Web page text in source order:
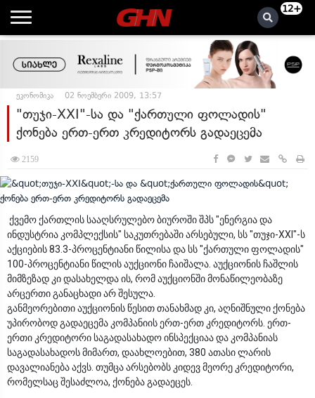
12+
ეკონომიკა 02 ნოემბერი 2009, 13:57
"თუჯი-XXI"-სა და "ქართული ფოლადის"
ქონება ერთ-ერთ კრედიტორს გადაეცემა
2159
ქვემო ქართლის სააღსრულებო ბიუროში შპს "ენერგია და
ინდუსტრია კომპლექსის" საკუთრებაში არსებული, სს "თუჯი-XXI"-ს
აქციების 83.3-პროცენტიანი წილისა და სს "ქართული ფოლადის"
100-პროცენტიანი წილის აუქციონი ჩაიშალა. აუქციონის ჩაშლის
მიმზეზად კი დასახელდა ის, რომ აუქციონში მონაწილეობაზე
არცერთი განაცხადი არ შესულა.
განმეორებითი აუქციონის წესით თანახმად კი, აღნიშნული ქონება
უპირობოდ გადაეცემა კომპანიის ერთ-ერთ კრედიტორს. ერთ-
ერთი კრედიტორი საგადასახადო ინსპექციაა და კომპანიას
საგადასახადოს მიმართ, დაახლოებით, 380 ათასი ლარის
დავალიანება აქვს. თუმცა არსებობს კიდევ მეორე კრედიტორი,
რომელსაც შესაძლოა, ქონება გადაეცეს.